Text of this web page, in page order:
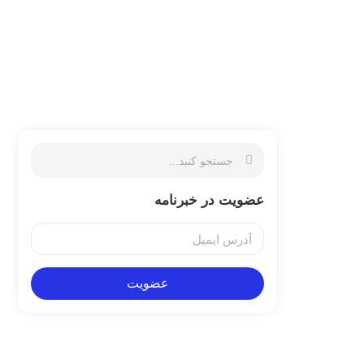
عضویت در خبرنامه
عضویت